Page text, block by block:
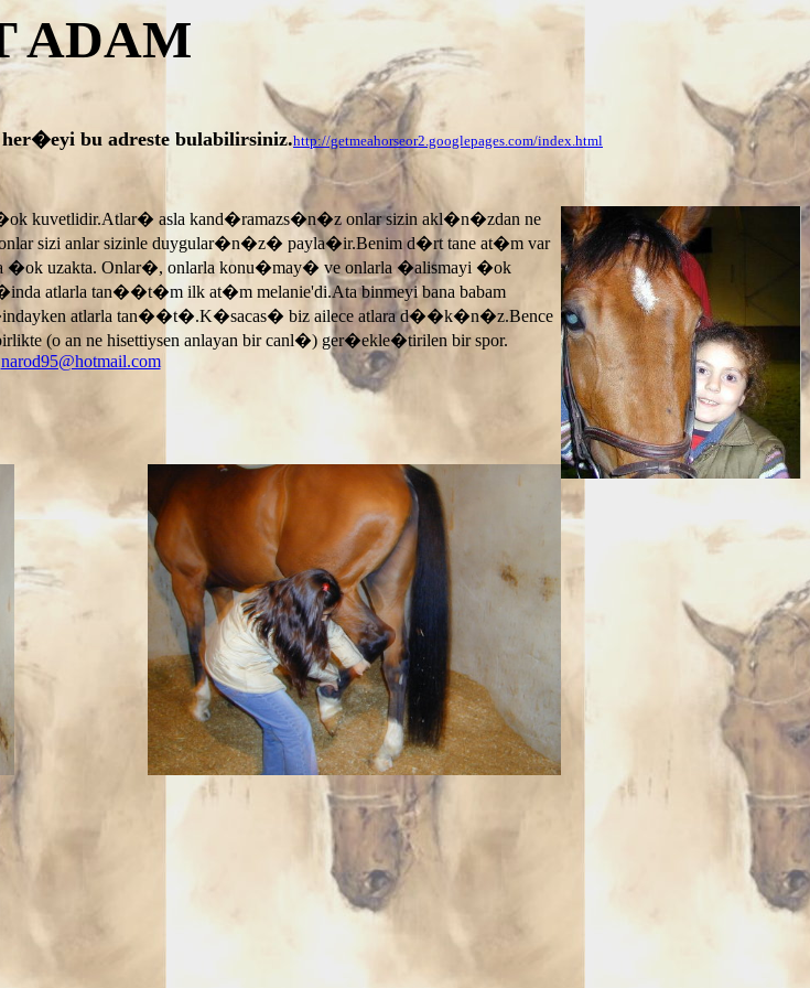
ADAM
bu adreste bulabilirsiniz.http://getmeahorseor2.googlepages.com/index.html
kuvetlidir.Atlar� asla kand�ramazs�n�z onlar sizin akl�n�zdan ne
sizi anlar sizinle duygular�n�z� payla�ir.Benim d�rt tane at�m var
�ok uzakta. Onlar�, onlarla konu�may� ve onlarla �alismayi �ok
atlarla tan��t�m ilk at�m melanie'di.Ata binmeyi bana babam
atlarla tan��t�.K�sacas� biz ailece atlara d��k�n�z.Bence
(o an ne hisettiysen anlayan bir canl�) ger�ekle�tirilen bir spor.
narod95@hotmail.com